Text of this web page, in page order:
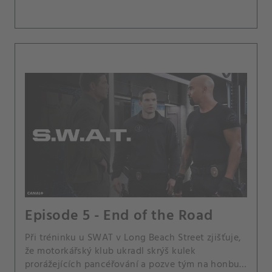
Episode 5 - End of the Road
Při tréninku u SWAT v Long Beach Street zjišťuje,
že motorkářský klub ukradl skrýš kulek
prorážejících pancéřování a pozve tým na honbu